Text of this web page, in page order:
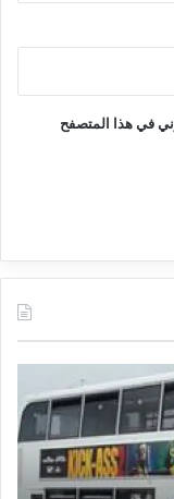
في هذا المتصفح